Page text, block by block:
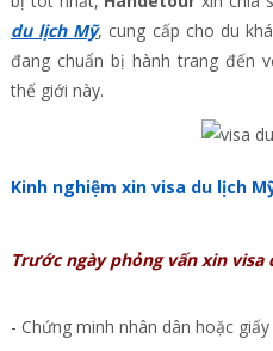
du lịch Mỹ, cung cấp cho du
đang chuẩn bị hành trang đến
thế giới này.
Kinh nghiệm xin visa du lịch
Trước ngày phỏng vấn xin visa
- Chứng minh nhân dân hoặc